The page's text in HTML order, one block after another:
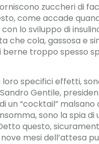
zuccheri di
come accade
lo sviluppo di
cola, gassosa e
troppo spesso
specifici effetti,
Gentile,
un “cocktail”
sono la spia
questo,
mesi dell’attesa